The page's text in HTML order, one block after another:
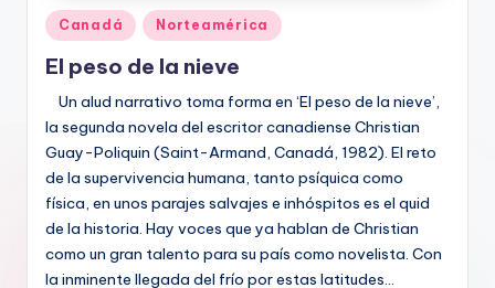
Publicado
en
Canadá Norteamérica
El peso de la nieve
Un alud narrativo toma forma en ‘El peso de la nieve’,
la segunda novela del escritor canadiense Christian
Guay-Poliquin (Saint-Armand, Canadá, 1982). El reto
de la supervivencia humana, tanto psíquica como
física, en unos parajes salvajes e inhóspitos es el quid
de la historia. Hay voces que ya hablan de Christian
como un gran talento para su país como novelista. Con
la inminente llegada del frío por estas latitudes…